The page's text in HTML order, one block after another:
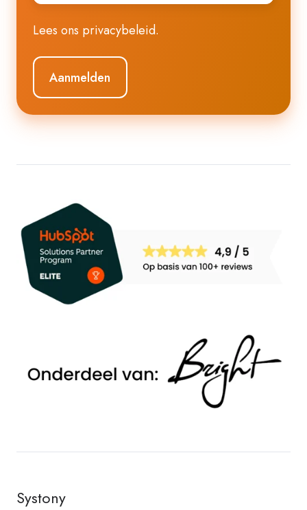
Lees ons privacybeleid.
Systony